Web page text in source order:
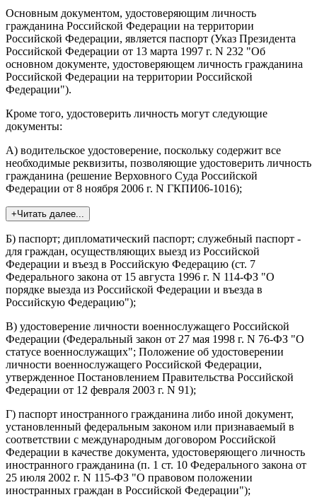
Основным документом, удостоверяющим личность
гражданина Российской Федерации на территории
Российской Федерации, является паспорт (Указ Президента
Российской Федерации от 13 марта 1997 г. N 232 "Об
основном документе, удостоверяющем личность гражданина
Российской Федерации на территории Российской
Федерации").
Кроме того, удостоверить личность могут следующие
документы:
А) водительское удостоверение, поскольку содержит все
необходимые реквизиты, позволяющие удостоверить личность
гражданина (решение Верховного Суда Российской
Федерации от 8 ноября 2006 г. N ГКПИ06-1016);
+Читать далее...
Б) паспорт; дипломатический паспорт; служебный паспорт -
для граждан, осуществляющих выезд из Российской
Федерации и въезд в Российскую Федерацию (ст. 7
Федерального закона от 15 августа 1996 г. N 114-ФЗ "О
порядке выезда из Российской Федерации и въезда в
Российскую Федерацию");
В) удостоверение личности военнослужащего Российской
Федерации (Федеральный закон от 27 мая 1998 г. N 76-ФЗ "О
статусе военнослужащих"; Положение об удостоверении
личности военнослужащего Российской Федерации,
утвержденное Постановлением Правительства Российской
Федерации от 12 февраля 2003 г. N 91);
Г) паспорт иностранного гражданина либо иной документ,
установленный федеральным законом или признаваемый в
соответствии с международным договором Российской
Федерации в качестве документа, удостоверяющего личность
иностранного гражданина (п. 1 ст. 10 Федерального закона от
25 июля 2002 г. N 115-ФЗ "О правовом положении
иностранных граждан в Российской Федерации");